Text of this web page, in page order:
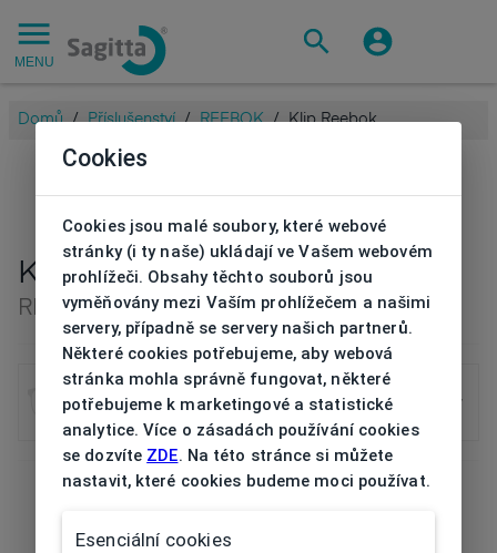
MENU
Domů / Příslušenství / REEBOK / Klip Reebok
Klip Reebok
RBK2005C 619P CLIP
Klip Reebok
RBK2005C 619P CLIP
V případě nejasností nebo dotazů nás
Cookies
Cookies jsou malé soubory, které webové
stránky (i ty naše) ukládají ve Vašem webovém
prohlížeči. Obsahy těchto souborů jsou
vyměňovány mezi Vaším prohlížečem a našimi
servery, případně se servery našich partnerů.
Některé cookies potřebujeme, aby webová
stránka mohla správně fungovat, některé
potřebujeme k marketingové a statistické
analytice. Více o zásadách používání cookies
se dozvíte ZDE. Na této stránce si můžete
nastavit, které cookies budeme moci používat.
Esenciální cookies